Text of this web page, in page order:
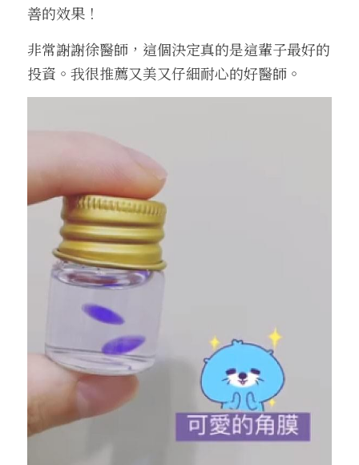
善的效果！
非常謝謝徐醫師，這個決定真的是這輩子最好的
投資。我很推薦又美又仔細耐心的好醫師。